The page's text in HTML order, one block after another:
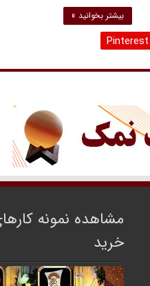
بیشتر بخوانید »
Pinterest
مشاهده نمونه
خرید